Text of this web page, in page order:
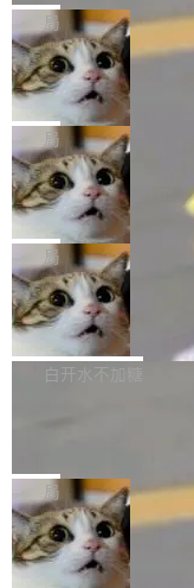
“启蒙老师”。 而今年，
年。FFmpeg 社区最终
字，留下了这份纪念。
数字电视技术方向的博
频技...
编写程序，目标是完成
列表的数据匹配 —— 一
务，最终却产生了 180
超出原定预算 860%。
最终并未成功落地，而
达 5 个月，公司直到财
意味着一个无人看管的
里日夜不停地"烧钱"。
e CEO Clément
没有拐弯抹角。他说中
且按目前的速度，中国
2027 年就能追上美国
ngue 把原因归结为一
AI 开发者在一个共享
而美国模型厂商在"闭
ding in silos"——各自为
断从他嘴里说出来分量
全球最大的开源 AI 平
型。谁在开源赛道上领
局
当 AI agent 把源码变
统，开发者工具必须
五年前，David
一个问题：你写过什
乎都是没有。工程师们
序给别人用。偶尔有人
家居控制、家庭实验室
aw 是 Shelley 的作者
nt。他最近在博客上写
简单：开发者工具必须
由软件情怀，而是一个
技术判断。 两行
局
DeepSeek Harness
网最大规模开源
一条内测招募帖，发
会变成一场开源
DeepSeek Harness 团
i）在 X 上发帖： 「如
关开源项目的开发者，
ness 的内测，可以回
Harness 负责把能力
具、读写文件、管理上
环。崔添翼招人的标...
局
商汤 SenseNova
开源
商汤科技宣布面向社
型的预览版本
理解、推理、生成与编
量大小，将能力推进到
更复杂的视觉控制和可
1，U1.5-Lite-Preview
白开水不加糖
nap。这次是 hwctl——
硬件认证状态的命令行
Alan Griffiths 在邮件列
tl 是一个 Ubuntu 专有
局
Dario Amodei 担心
只为金钱，不为使命
顶级 AI 研究员在两家